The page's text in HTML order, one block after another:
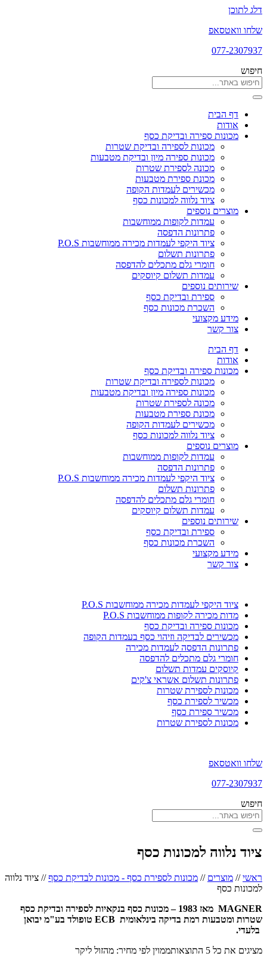
דלג לתוכן
שלחו וואטסאפ
077-2307937
חיפוש
דף הבית
אודות
מכונות ספירה ובדיקת כסף
מכונות לספירה ובדיקת שטרות
מכונות ספירה מיון ובדיקת מטבעות
מכונה לספירת שטרות
מכונת ספירת מטבעות
מכשירים לעמדות הקופה
ציוד נלווה למכונות כסף
מוצרים נוספים
עמדות לקופות ממוחשבות
פתרונות הדפסה
ציוד היקפי לעמדות מכירה ממוחשבות P.O.S
פתרונות תשלום
חומרי גלם מתכלים להדפסה
עמדות תשלום קיוסקים
שירותים נוספים
ספירת ובדיקת כסף
השכרת מכונות כסף
מידע מקצועי
צור קשר
דף הבית
אודות
מכונות ספירה ובדיקת כסף
מכונות לספירה ובדיקת שטרות
מכונות ספירה מיון ובדיקת מטבעות
מכונה לספירת שטרות
מכונת ספירת מטבעות
מכשירים לעמדות הקופה
ציוד נלווה למכונות כסף
מוצרים נוספים
עמדות לקופות ממוחשבות
פתרונות הדפסה
ציוד היקפי לעמדות מכירה ממוחשבות P.O.S
פתרונות תשלום
חומרי גלם מתכלים להדפסה
עמדות תשלום קיוסקים
שירותים נוספים
ספירת ובדיקת כסף
השכרת מכונות כסף
מידע מקצועי
צור קשר
ציוד היקפי לעמדות מכירה ממוחשבות P.O.S
מדות מכירה לקופות ממוחשבות P.O.S
מכונות ספירה ובדיקת כסף
מכשירים לבדיקה וזיהוי כסף בעמדות הקופה
פתרונות הדפסה לעמדות מכירה
חומרי גלם מתכלים להדפסה
קיוסקים עמדות תשלום
פתרונות תשלום אשראי צ'קים
מכונות לספירת שטרות
מכשיר לספירת כסף
מכשיר ספירת כסף
מכונות לספירת שטרות
שלחו וואטסאפ
077-2307937
חיפוש
ציוד נלווה למכונות כסף
ראשי// מוצרים // מכונות לספירת כסף - מכונות לבדיקת כסף// ציוד נלווה
למכונות כסף
MAGNER מאז 1983 – מכונות כסף בנקאיות לספירה ובדיקת כסף
שטרות ומטבעות רמת בדיקה בינלאומית ECB טופולד בע"מ יבואן
בלעדי.
מציגים את כל ⁦5⁩ התוצאות
ממוין לפי מחיר: מהזול ליקר